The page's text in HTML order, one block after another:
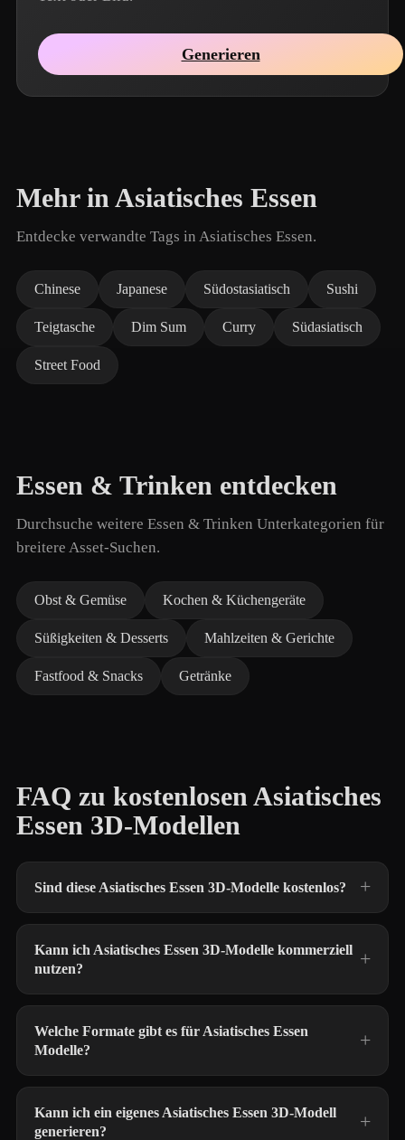
Generieren
Mehr in Asiatisches Essen
Entdecke verwandte Tags in Asiatisches Essen.
Chinese Japanese Südostasiatisch Sushi
Teigtasche Dim Sum Curry Südasiatisch
Street Food
Essen & Trinken entdecken
Durchsuche weitere Essen & Trinken Unterkategorien für
breitere Asset-Suchen.
Obst & Gemüse Kochen & Küchengeräte
Süßigkeiten & Desserts Mahlzeiten & Gerichte
Fastfood & Snacks Getränke
FAQ zu kostenlosen Asiatisches
Essen 3D-Modellen
Sind diese Asiatisches Essen 3D-Modelle kostenlos?
Kann ich Asiatisches Essen 3D-Modelle kommerziell
nutzen?
Welche Formate gibt es für Asiatisches Essen
Modelle?
Kann ich ein eigenes Asiatisches Essen 3D-Modell
generieren?